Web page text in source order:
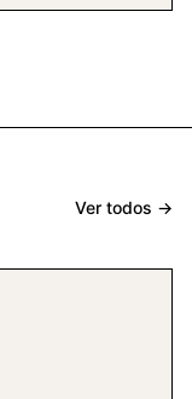
Ver todos →